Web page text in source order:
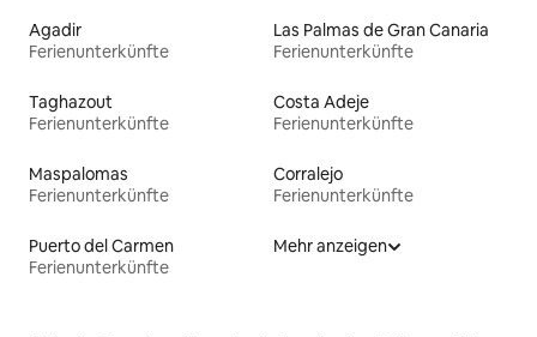
Agadir
Ferienunterkünfte
Las Palmas de Gran Canaria
Ferienunterkünfte
Taghazout
Ferienunterkünfte
Costa Adeje
Ferienunterkünfte
Maspalomas
Ferienunterkünfte
Corralejo
Ferienunterkünfte
Puerto del Carmen
Ferienunterkünfte
Mehr anzeigen